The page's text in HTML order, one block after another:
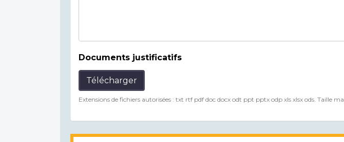
Documents justificatifs
Télécharger
Extensions de fichiers autorisées : txt rtf pdf doc docx odt ppt pptx odp xls xlsx ods. Taille